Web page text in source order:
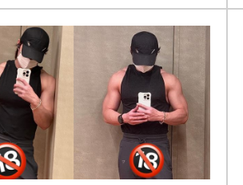
苦值勤的照片，然而，當中一名女
暴動，原來該名女警擁有神級顏
友稱作撞臉南韓女星金秀賢。宋亭誼